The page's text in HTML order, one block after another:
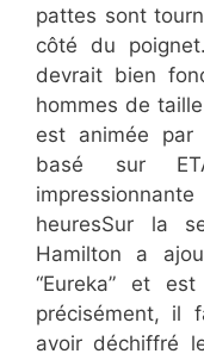
pattes sont
côté du
devrait bien
hommes de
est animée par
basé sur
heuresSur la
Hamilton a
“Eureka” et
précisément, il
avoir déchiffré